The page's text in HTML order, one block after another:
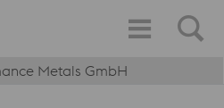
Metals GmbH